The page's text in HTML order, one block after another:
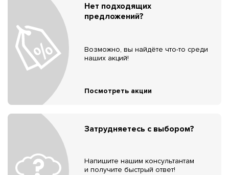
Нет подходящих
предложений?
Возможно, вы найдёте что-то среди
наших акций!
Посмотреть акции
Затрудняетесь с выбором?
Напишите нашим консультантам
и получите быстрый ответ!